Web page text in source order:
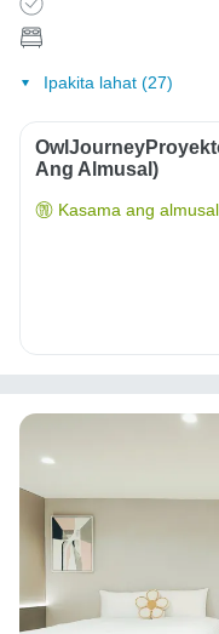
Ipakita lahat (27)
Ang Almusal)
Kasama ang almusal